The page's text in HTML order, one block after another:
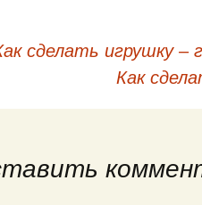
сделать игрушку –
Как